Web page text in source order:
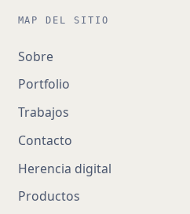
MAP DEL SITIO
Sobre
Portfolio
Trabajos
Contacto
Herencia digital
Productos